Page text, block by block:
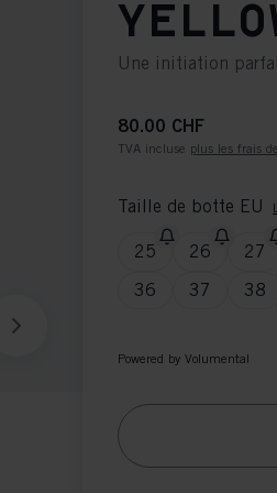
Une initiation
80.00 CHF
TVA incluse plus les frais
Taille de botte EU
25 26 27
36
37 38
Powered by Volumental